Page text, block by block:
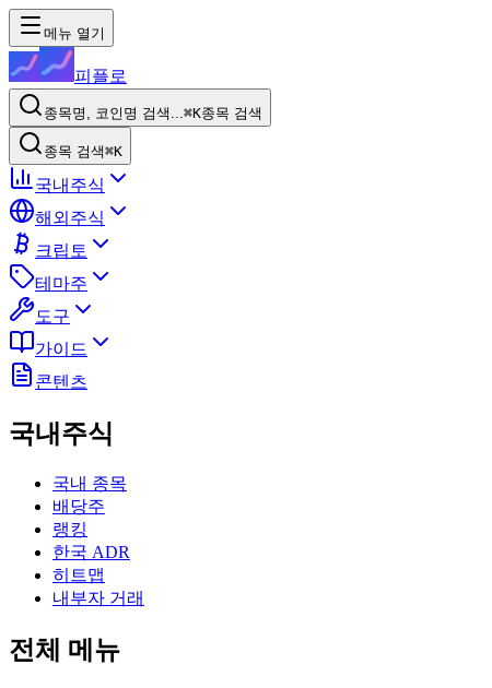
메뉴 열기
피플로
종목명, 코인명 검색...⌘K종목 검색
종목 검색⌘K
국내주식
해외주식
크립토
테마주
도구
가이드
콘텐츠
국내주식
국내 종목
배당주
랭킹
한국 ADR
히트맵
내부자 거래
전체 메뉴